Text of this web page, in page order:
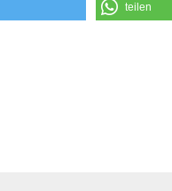
teilen